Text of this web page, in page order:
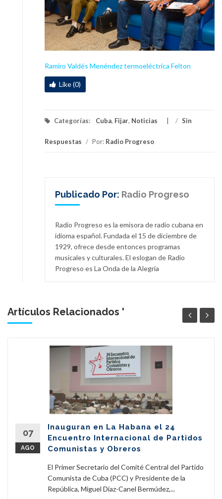
Ramiro Valdés Menéndeztermoeléctrica Felton
Like (0)
Categorías: Cuba, Fijar, Noticias / Sin
Respuestas / Por: Radio Progreso
Publicado Por: Radio Progreso
Radio Progreso es la emisora de radio cubana en
idioma español. Fundada el 15 de diciembre de
1929, ofrece desde entonces programas
musicales y culturales. El eslogan de Radio
Progreso es La Onda de la Alegría
Artículos Relacionados '
07
AGO
Inauguran en La Habana el 24
Encuentro Internacional de Partidos
Comunistas y Obreros
El Primer Secretario del Comité Central del Partido
Comunista de Cuba (PCC) y Presidente de la
República, Miguel Díaz-Canel Bermúdez,...